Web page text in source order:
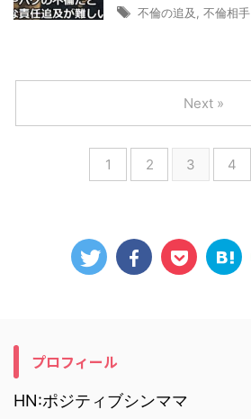
不倫の追及 不倫相手
1 2 3 4
Next »
プロフィール
HN:ポジティブシンママ